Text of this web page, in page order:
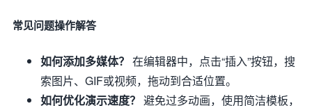
常见问题操作解答
如何添加多媒体？ 在编辑器中，点击“插入”按钮，搜
索图片、GIF或视频，拖动到合适位置。
如何优化演示速度？ 避免过多动画，使用简洁模板，